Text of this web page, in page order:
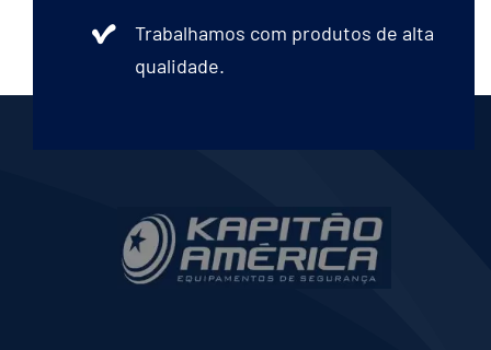
Trabalhamos com produtos de alta
qualidade.